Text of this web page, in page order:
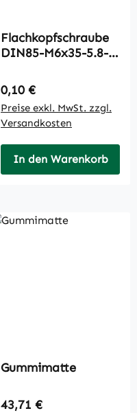
Flachkopfschraube
DIN85-M6x35-5.8-
Regulärer Preis:
0,10 €
Preise exkl. MwSt. zzgl.
Versandkosten
In den Warenkorb
Gummimatte
Regulärer Preis:
43,71 €